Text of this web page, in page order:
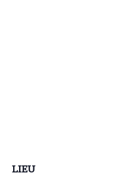
LIEU